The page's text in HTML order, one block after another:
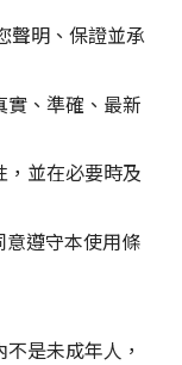
聲明、保證並承
實、準確、最新
，並在必要時及
意遵守本使用條
是未成年人，